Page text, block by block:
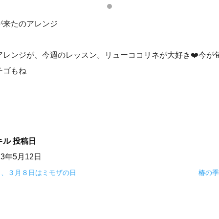
来たのアレンジ
レンジが、今週のレッスン。リューココリネが大好き❤️今が
ゴもね
ル 投稿日
年5月12日
３月８日はミモザの日 椿の